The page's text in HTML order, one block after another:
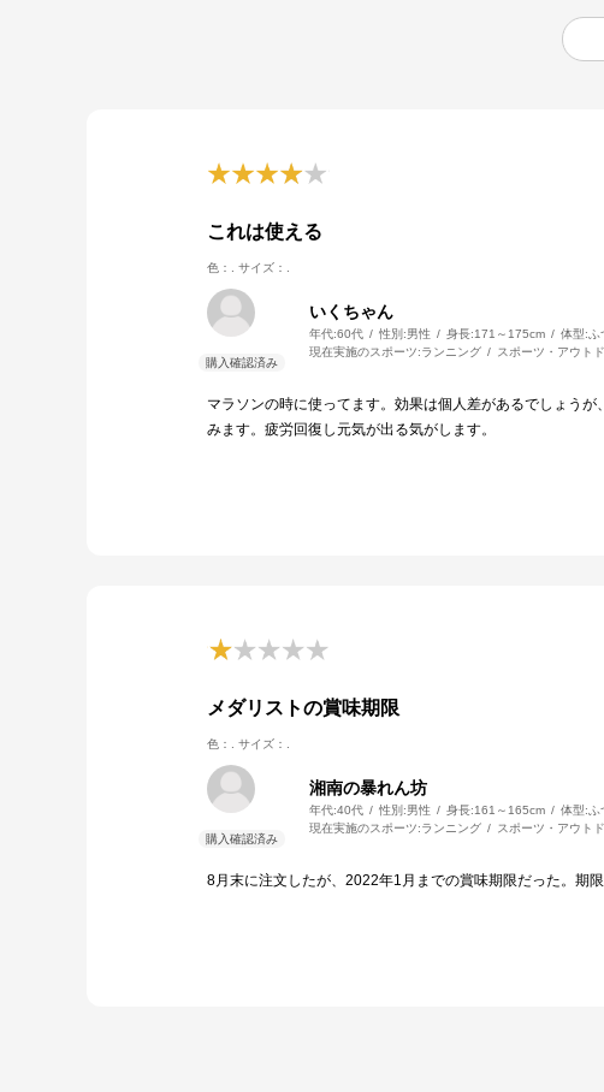
これは使える
色：. サイズ：.
いくちゃん
年代:60代 性別:男性 身長:171～175cm 体型: ふ
現在実施のスポーツ:ランニング スポーツ・アウト
マラソンの時に使ってます。効果は個人差があるでしょう
みます。疲労回復し元気が出る気がします。
メダリストの賞味期限
色：. サイズ：.
湘南の暴れん坊
年代:40代 性別:男性 身長:161～165cm 体型: ふ
現在実施のスポーツ:ランニング スポーツ・アウト
8月末に注文したが、2022年1月までの賞味期限だった。期